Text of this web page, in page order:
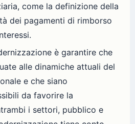
come la definizione della
dei pagamenti di rimborso
è garantire che
alle dinamiche attuali del
e che siano
da favorire la
i settori, pubblico e